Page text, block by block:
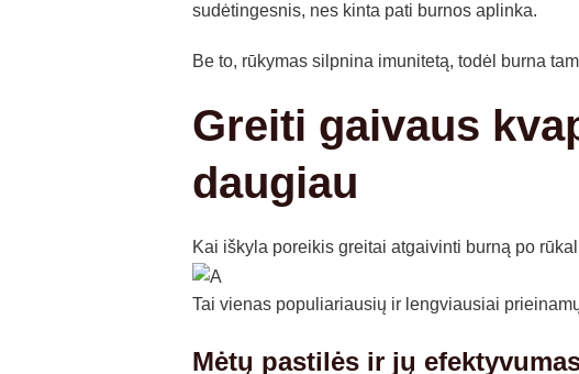
sudėtingesnis, nes kinta pati burnos aplinka.
Be to, rūkymas silpnina imunitetą, todėl burna
Greiti gaivaus
daugiau
Kai iškyla poreikis greitai atgaivinti burną po
Tai vienas populiariausių ir lengviausiai
Mėtų pastilės ir jų